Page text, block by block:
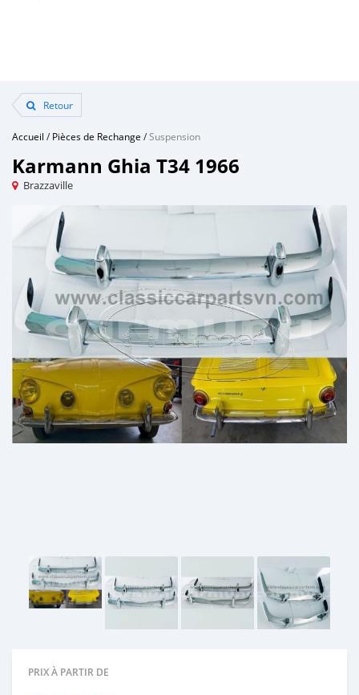
Retour
Accueil /Pièces de Rechange /Suspension
Karmann Ghia T34 1966
Brazzaville
PRIX À PARTIR DE